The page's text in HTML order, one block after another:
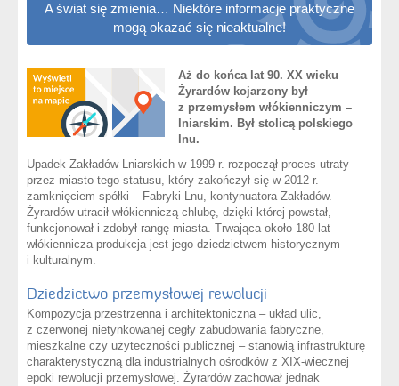
A świat się zmienia… Niektóre informacje praktyczne
mogą okazać się nieaktualne!
Aż do końca lat 90. XX wieku
Żyrardów kojarzony był
z przemysłem włókienniczym –
lniarskim. Był stolicą polskiego
lnu.
Upadek Zakładów Lniarskich w 1999 r. rozpoczął proces utraty
przez miasto tego statusu, który zakończył się w 2012 r.
zamknięciem spółki – Fabryki Lnu, kontynuatora Zakładów.
Żyrardów utracił włókienniczą chlubę, dzięki której powstał,
funkcjonował i zdobył rangę miasta. Trwająca około 180 lat
włókiennicza produkcja jest jego dziedzictwem historycznym
i kulturalnym.
Dziedzictwo przemysłowej rewolucji
Kompozycja przestrzenna i architektoniczna – układ ulic,
z czerwonej nietynkowanej cegły zabudowania fabryczne,
mieszkalne czy użyteczności publicznej – stanowią infrastrukturę
charakterystyczną dla industrialnych ośrodków z XIX-wiecznej
epoki rewolucji przemysłowej. Żyrardów zachował jednak